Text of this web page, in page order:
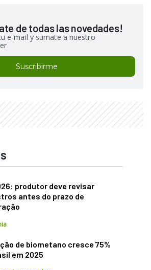
de todas las novedades!
e-mail y sumate a nuestro
Suscribirme
produtor deve revisar
antes do prazo de
de biometano cresce 75%
em 2025